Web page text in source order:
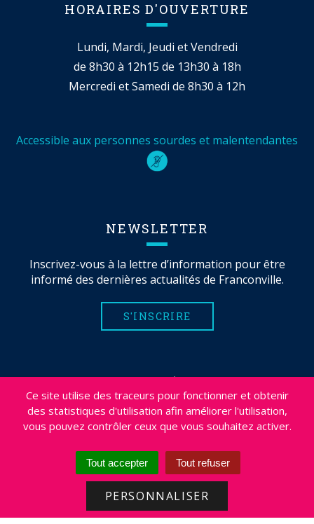
Ce site utilise des traceurs pour fonctionner et obtenir
des statistiques d'utilisation afin améliorer l'utilisation,
vous pouvez contrôler ceux que vous souhaitez activer.
Tout accepter Tout refuser
PERSONNALISER
HORAIRES D'OUVERTURE
Lundi, Mardi, Jeudi et Vendredi
de 8h30 à 12h15 de 13h30 à 18h
Mercredi et Samedi de 8h30 à 12h
Accessible aux personnes sourdes et malentendantes
NEWSLETTER
Inscrivez-vous à la lettre d’information pour être
informé des dernières actualités de Franconville.
S'INSCRIRE
MENTIONS LÉGALES
PLAN DU SITE
CRÉDITS
PROJETS
DÉSABONNEMENT NEWSLETTER
ACCESSIBILITÉ : NON CONFORME